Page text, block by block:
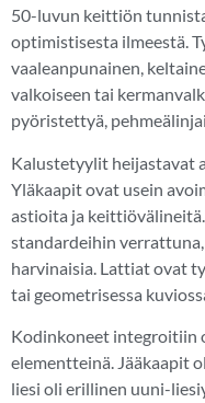
50-luvun keittiön
optimistisesta ilmeestä.
vaaleanpunainen,
valkoiseen tai
pyöristettyä,
Kalustetyylit heijastavat
Yläkaapit ovat usein
astioita ja
standardeihin
harvinaisia. Lattiat ovat
tai geometrisessa
Kodinkoneet integroitiin
elementteinä. Jääkaapit
liesi oli erillinen uuni-